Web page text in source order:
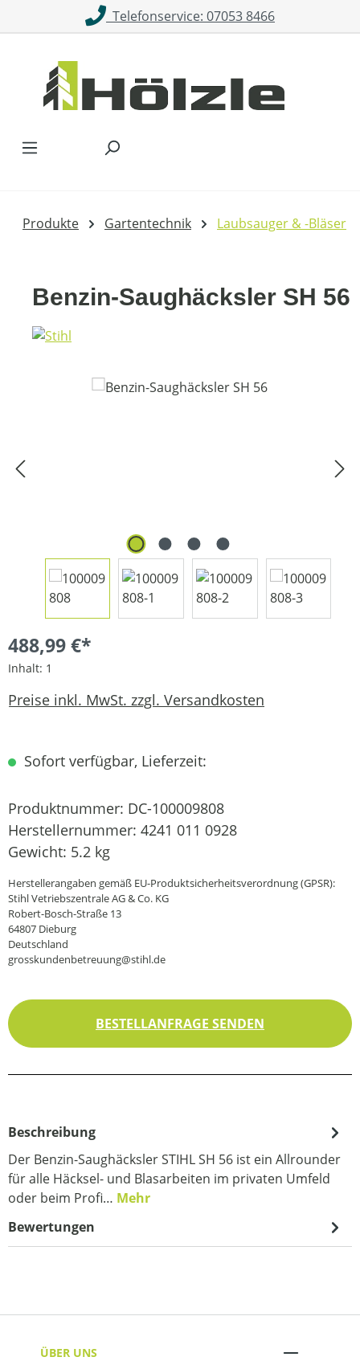
Zum Hauptinhalt springenTelefonservice: 07053 8466
Produkte Gartentechnik Laubsauger & -Bläser
Benzin-Saughäcksler SH 56
Bildergalerie überspringen
488,99 €*
Inhalt: 1
Preise inkl. MwSt. zzgl. Versandkosten
Sofort verfügbar, Lieferzeit:
Produktnummer: DC-100009808
Herstellernummer: 4241 011 0928
Gewicht: 5.2 kg
Herstellerangaben gemäß EU-Produktsicherheitsverordnung (GPSR):
Stihl Vetriebszentrale AG & Co. KG
Robert-Bosch-Straße 13
64807 Dieburg
Deutschland
grosskundenbetreuung@stihl.de
BESTELLANFRAGE SENDEN
Beschreibung
Der Benzin-Saughäcksler STIHL SH 56 ist ein Allrounder
für alle Häcksel- und Blasarbeiten im privaten Umfeld
oder beim Profi… Mehr
Bewertungen
ÜBER UNS